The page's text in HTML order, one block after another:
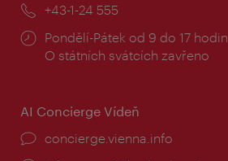
Telefon:
+43-1-24 555
Provozní
doba:
Pondělí-Pátek od 9 do 17 hodin
O státních svátcích zavřeno
AI Concierge Vídeň
concierge.vienna.info